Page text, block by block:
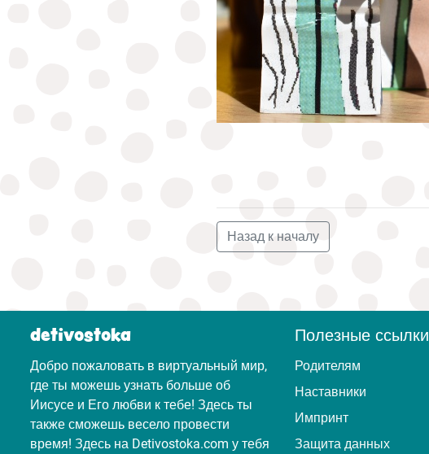
Назад к началу
detivostoka
Добро пожаловать в виртуальный мир,
где ты можешь узнать больше об
Иисусе и Его любви к тебе! Здесь ты
также сможешь весело провести
время! Здесь на Detivostoka.com у тебя
Полезные ссылки
Родителям
Наставники
Импринт
Защита данных